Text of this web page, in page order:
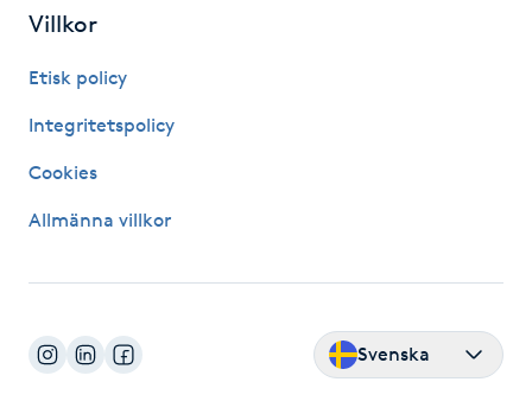
Mesoterapi
MicroPen
Mixfransar
Villkor
Etisk policy
Integritetspolicy
Cookies
Allmänna villkor
Svenska